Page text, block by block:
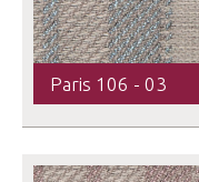
Paris 106 - 03